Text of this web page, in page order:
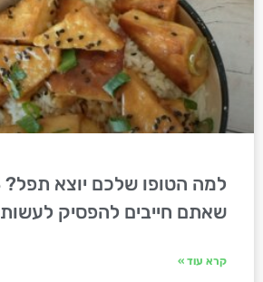
שאתם חייבים להפסיק לעשות
קרא עוד »